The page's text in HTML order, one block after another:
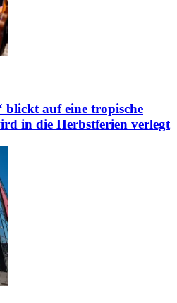
blickt auf eine tropische
in die Herbstferien verlegt